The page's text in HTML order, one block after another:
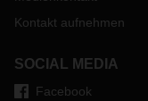
Kontakt aufnehmen
SOCIAL MEDIA
Facebook